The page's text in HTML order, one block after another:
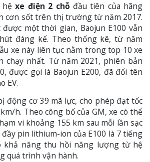
hệxe điện 2 chỗ đầu tiên của hãng
cơn sốt trên thị trường từ năm 2017.
một thời gian, Baojun E100 vẫn
đáng kể. Theo thống kê, từ năm
xe này liên tục nằm trong top 10 xe
chạy nhất. Từ năm 2021, phiên bản
được gọi là Baojun E200, đã đổi tên
EV.
động cơ 39 mã lực, cho phép đạt tốc
h. Theo công bố của GM, xe có thể
vi khoảng 155 km sau mỗi lần sạc
pin lithium-ion của E100 là 7 tiếng
khả năng thu hồi năng lượng từ hệ
quá trình vận hành.